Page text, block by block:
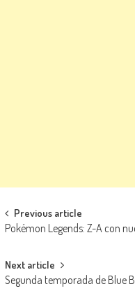
Navegación de
Previous article
Pokémon Legends: Z-A con
Next article
Segunda temporada de Blue